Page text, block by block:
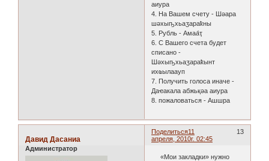
аиура
4. На Вашем счету - Шәара
шәхыҧхьаӡараҟны
5. Рубль - Амаа́ҭ
6. С Вашего счета будет
списано -
Шәхыҧхьаӡараҟынт
ихҩылаауп
7. Получить голоса иначе -
Даҽакала абжьқәа аиура
8. пожаловаться - Ашшра
Поделиться 13
11
апреля, 2010г. 02:45
Давид Дасаниа
Администратор
«Мои закладки» нужно